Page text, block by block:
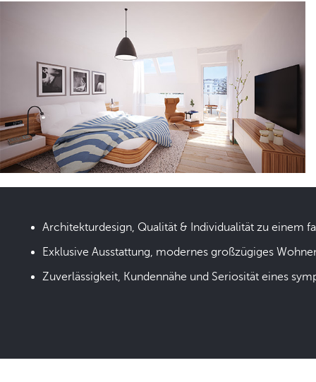
Architekturdesign, Qualität & Individualität zu einem
Exklusive Ausstattung, modernes großzügiges
Zuverlässigkeit, Kundennähe und Seriosität eines